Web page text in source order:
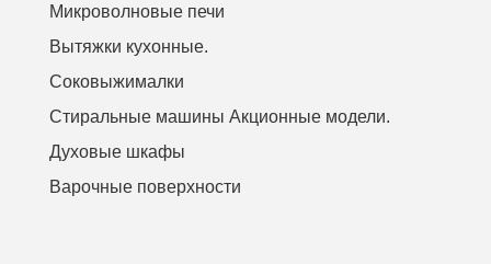
Микроволновые печи
Вытяжки кухонные.
Соковыжималки
Стиральные машины Акционные модели.
Духовые шкафы
Варочные поверхности